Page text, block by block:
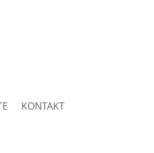
KONTAKT